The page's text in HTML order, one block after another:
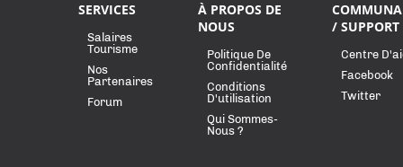
SERVICES
Salaires
Tourisme
Nos
Partenaires
Forum
À PROPOS DE
NOUS
Politique De
Confidentialité
Conditions
D'utilisation
Qui Sommes-
Nous ?
/ SUPPORT
Centre
Facebook
Twitter